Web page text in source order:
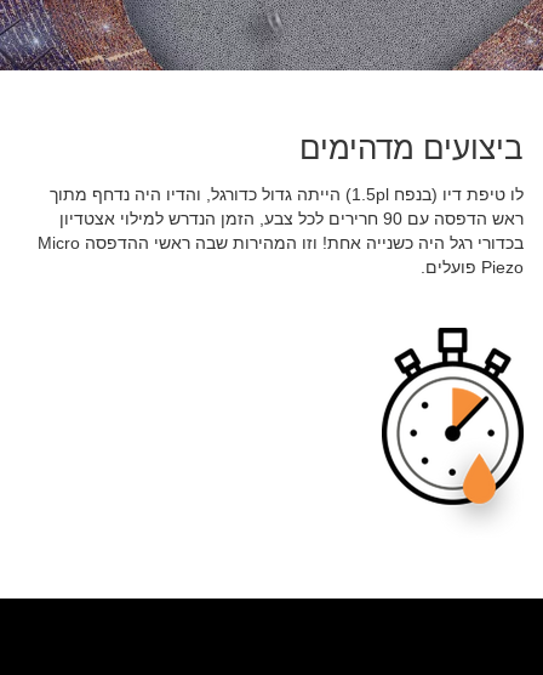
ביצועים מדהימים
לו טיפת דיו (בנפח 1.5pl) הייתה גדול כדורגל, והדיו היה נדחף מתוך
ראש הדפסה עם 90 חרירים לכל צבע, הזמן הנדרש למילוי אצטדיון
בכדורי רגל היה כשנייה אחת! וזו המהירות שבה ראשי ההדפסה Micro
Piezo פועלים.